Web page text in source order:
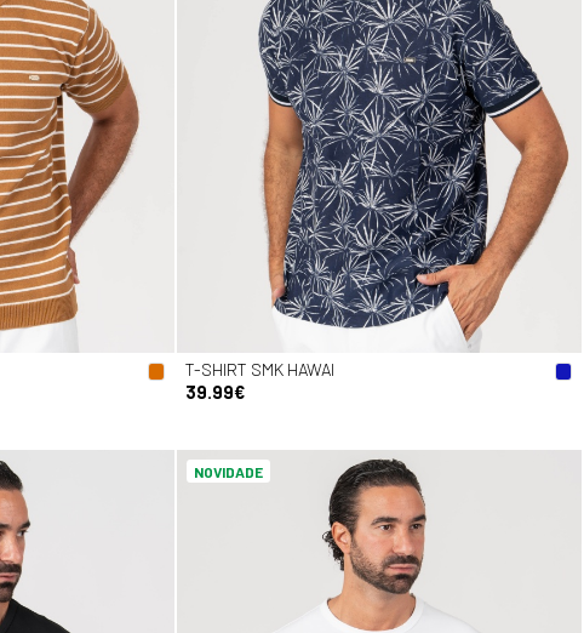
T-SHIRT SMK HAWAI
39.99€
NOVIDADE